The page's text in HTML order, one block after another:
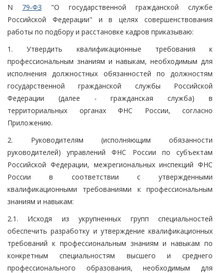
N 79-ФЗ "О государственной гражданской службе
Российской Федерации" и в целях совершенствования
работы по подбору и расстановке кадров приказываю:
1. Утвердить квалификационные требования к
профессиональным знаниям и навыкам, необходимым для
исполнения должностных обязанностей по должностям
государственной гражданской службы Российской
Федерации (далее - гражданская служба) в
территориальных органах ФНС России, согласно
Приложению.
2. Руководителям (исполняющим обязанности
руководителей) управлений ФНС России по субъектам
Российской Федерации, межрегиональных инспекций ФНС
России в соответствии с утвержденными
квалификационными требованиями к профессиональным
знаниям и навыкам:
2.1. Исходя из укрупненных групп специальностей
обеспечить разработку и утверждение квалификационных
требований к профессиональным знаниям и навыкам по
конкретным специальностям высшего и среднего
профессионального образования, необходимым для